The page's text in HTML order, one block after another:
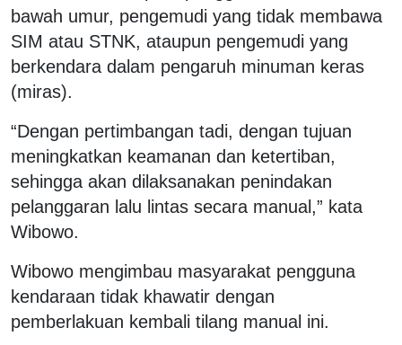
bawah umur, pengemudi yang tidak membawa
SIM atau STNK, ataupun pengemudi yang
berkendara dalam pengaruh minuman keras
(miras).
“Dengan pertimbangan tadi, dengan tujuan
meningkatkan keamanan dan ketertiban,
sehingga akan dilaksanakan penindakan
pelanggaran lalu lintas secara manual,” kata
Wibowo.
Wibowo mengimbau masyarakat pengguna
kendaraan tidak khawatir dengan
pemberlakuan kembali tilang manual ini.